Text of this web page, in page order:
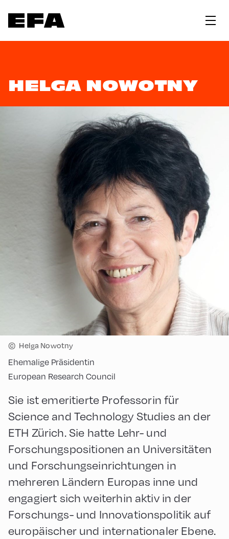
HELGA NOWOTNY
© Helga Nowotny
Ehemalige Präsidentin
European Research Council
Sie ist emeritierte Professorin für
Science and Technology Studies an der
ETH Zürich. Sie hatte Lehr- und
Forschungspositionen an Universitäten
und Forschungseinrichtungen in
mehreren Ländern Europas inne und
engagiert sich weiterhin aktiv in der
Forschungs- und Innovationspolitik auf
europäischer und internationaler Ebene.